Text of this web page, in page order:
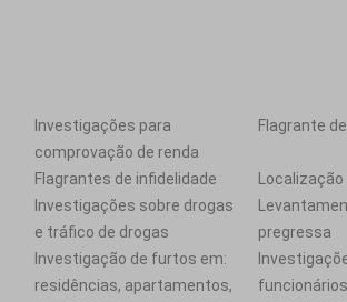
Investigações para
comprovação de renda
Flagrante
Flagrantes de infidelidade
Investigações sobre drogas
e tráfico de drogas
pregressa
Investigação de furtos em:
residências, apartamentos,